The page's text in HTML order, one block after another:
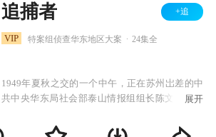
追捕者 +追
VIP 特案组侦查华东地区大案 24集全
1949年夏秋之交的一个中午，正在苏州岀差的中
共中央华东局社会部泰山情报组组长陈文俊接到
东局社会部机关。当晚七时差五分，陈文俊化装
展开